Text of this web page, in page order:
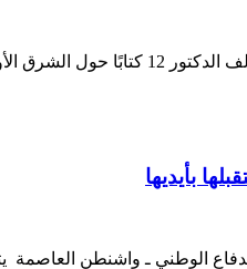
الأوسط.
بأيديها
الوطني ـ واشنطن العاصمة